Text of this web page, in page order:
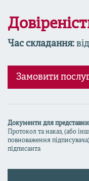
Час складання:
Замовити
Документи для
Протокол та наказ, (або
повноваження
підписанта